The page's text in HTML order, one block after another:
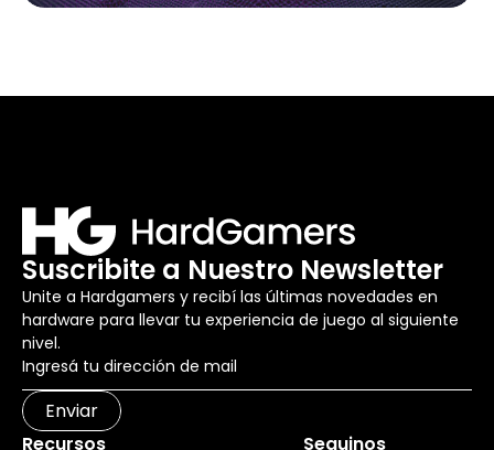
Suscribite a Nuestro Newsletter
Unite a Hardgamers y recibí las últimas novedades en
hardware para llevar tu experiencia de juego al siguiente
nivel.
Enviar
Recursos
Seguinos